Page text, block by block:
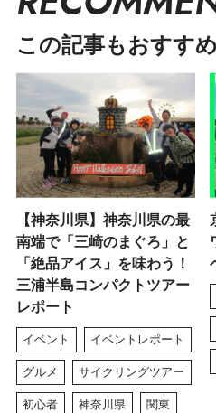
この記事もおすすめ
【神奈川県】神奈川県の最
南端で「三崎のまぐろ」と
「絶品アイス」を味わう！
三浦半島コンパクトツアー
レポート
イベント イベントレポート
グルメ サイクリングツアー
初心者 神奈川県 関東